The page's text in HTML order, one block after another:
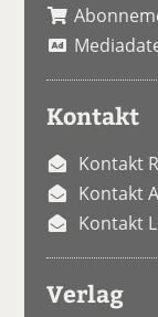
Kontakt
Kontakt
Kontakt
Kontakt
Verlag